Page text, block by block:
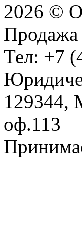
2026 ©
Продажа
Тел: +7
129344,
оф.113